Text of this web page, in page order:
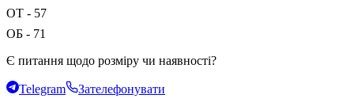
ОТ - 57
ОБ - 71
Є питання щодо розміру чи наявності?
Telegram Зателефонувати